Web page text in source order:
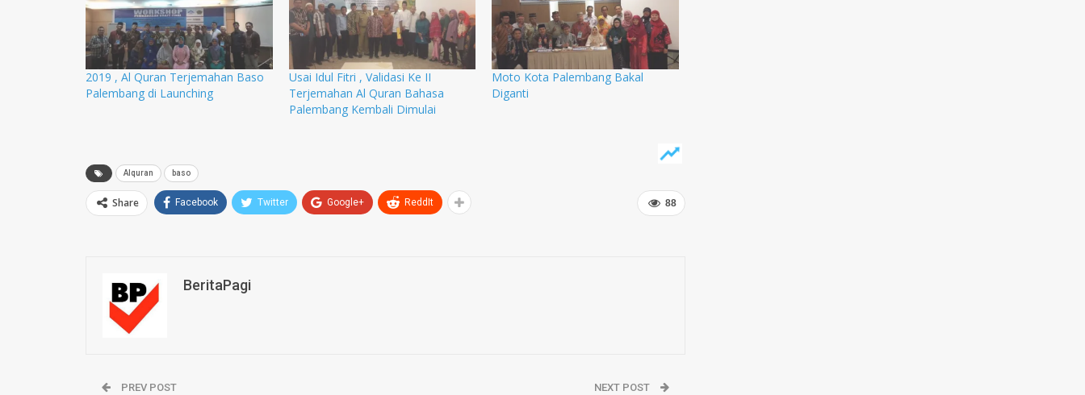
2019 , Al Quran Terjemahan Baso
Palembang di Launching
Usai Idul Fitri , Validasi Ke II
Terjemahan Al Quran Bahasa
Palembang Kembali Dimulai
Moto Kota Palembang Bakal
Diganti
Alquran baso
88
Share Facebook Twitter Google+ ReddIt
BeritaPagi
PREV POST NEXT POST